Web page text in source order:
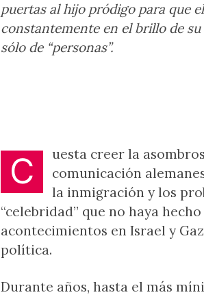
puertas al hijo pródigo para que
constantemente en el brillo de su
sólo de “personas”.
C
uesta creer la
comunicación
la inmigración y los
“celebridad” que no haya
acontecimientos en Israel y
política.
Durante años, hasta el más